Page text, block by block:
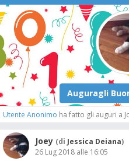
Utente Anonimo ha fatto gli auguri a
Joey (di Jessica Deiana)
26 Lug 2018 alle 16:05